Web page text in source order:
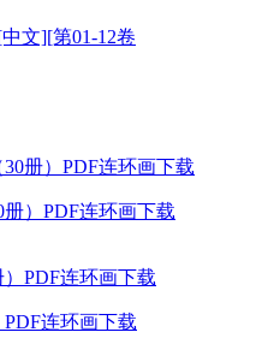
文][第01-12卷
）PDF连环画下载
连环画下载